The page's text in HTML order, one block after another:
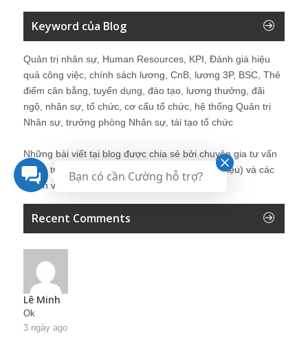
Keyword của Blog
Quản trị nhân sự, Human Resources, KPI, Đánh giá hiệu
quả công việc, chính sách lương, CnB, lương 3P, BSC, Thẻ
điểm cân bằng, tuyển dụng, đào tạo, lương thưởng, đãi
ngộ, nhân sự, tổ chức, cơ cấu tổ chức, hệ thống Quản trị
Nhân sự, trưởng phòng Nhân sự, tái tạo tổ chức
Những bài viết tại blog được chia sẻ bởi chuyên gia tư vấn
Quản trị Nhân sự Nguyễn Hùng Cường (
giới thiệu) và các
thành viên khác trong cộng đồng Nhân sự.
Recent Comments
Lê Minh
Ok
3 ngày ago
Bạn có cần Cường hỗ trợ?